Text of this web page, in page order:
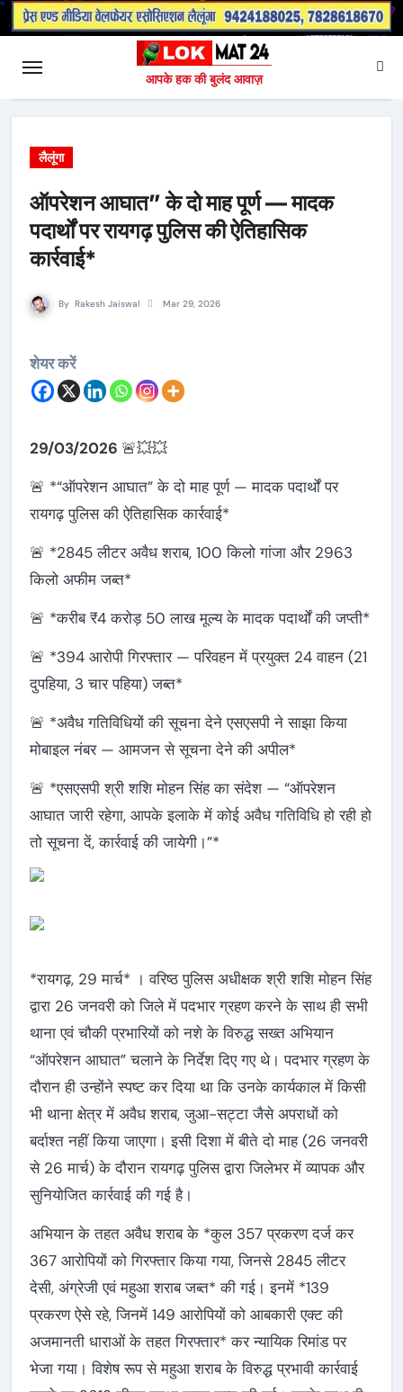
आपके हक की बुलंद आवाज़
लैलूंगा
ऑपरेशन आघात” के दो माह पूर्ण — मादक
पदार्थों पर रायगढ़ पुलिस की ऐतिहासिक
कार्रवाई*
By Rakesh Jaiswal Mar 29, 2026
शेयर करें
29/03/2026 🚨💥💥
🚨 *“ऑपरेशन आघात” के दो माह पूर्ण — मादक पदार्थों पर
रायगढ़ पुलिस की ऐतिहासिक कार्रवाई*
🚨 *2845 लीटर अवैध शराब, 100 किलो गांजा और 2963
किलो अफीम जब्त*
🚨 *करीब ₹4 करोड़ 50 लाख मूल्य के मादक पदार्थों की जप्ती*
🚨 *394 आरोपी गिरफ्तार — परिवहन में प्रयुक्त 24 वाहन (21
दुपहिया, 3 चार पहिया) जब्त*
🚨 *अवैध गतिविधियों की सूचना देने एसएसपी ने साझा किया
मोबाइल नंबर — आमजन से सूचना देने की अपील*
🚨 *एसएसपी श्री शशि मोहन सिंह का संदेश — “ऑपरेशन
आघात जारी रहेगा, आपके इलाके में कोई अवैध गतिविधि हो रही हो
तो सूचना दें, कार्रवाई की जायेगी।”*
*रायगढ़, 29 मार्च* । वरिष्ठ पुलिस अधीक्षक श्री शशि मोहन सिंह
द्वारा 26 जनवरी को जिले में पदभार ग्रहण करने के साथ ही सभी
थाना एवं चौकी प्रभारियों को नशे के विरुद्ध सख्त अभियान
“ऑपरेशन आघात” चलाने के निर्देश दिए गए थे। पदभार ग्रहण के
दौरान ही उन्होंने स्पष्ट कर दिया था कि उनके कार्यकाल में किसी
भी थाना क्षेत्र में अवैध शराब, जुआ-सट्टा जैसे अपराधों को
बर्दाश्त नहीं किया जाएगा। इसी दिशा में बीते दो माह (26 जनवरी
से 26 मार्च) के दौरान रायगढ़ पुलिस द्वारा जिलेभर में व्यापक और
सुनियोजित कार्रवाई की गई है।
अभियान के तहत अवैध शराब के *कुल 357 प्रकरण दर्ज कर
367 आरोपियों को गिरफ्तार किया गया, जिनसे 2845 लीटर
देसी, अंग्रेजी एवं महुआ शराब जब्त* की गई। इनमें *139
प्रकरण ऐसे रहे, जिनमें 149 आरोपियों को आबकारी एक्ट की
अजमानती धाराओं के तहत गिरफ्तार* कर न्यायिक रिमांड पर
भेजा गया। विशेष रूप से महुआ शराब के विरुद्ध प्रभावी कार्रवाई